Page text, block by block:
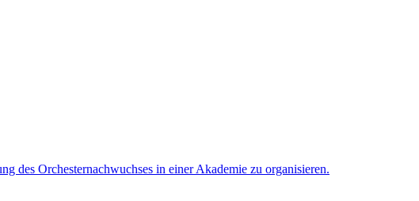
des Orchesternachwuchses in einer Akademie zu organisieren.